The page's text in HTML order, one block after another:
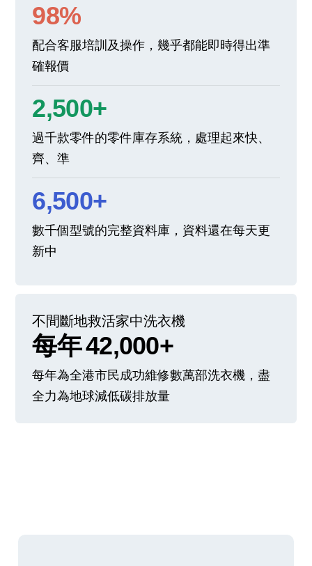
98%
配合客服培訓及操作，幾乎都能即時得出準
確報價
2,500+
過千款零件的零件庫存系統，處理起來快、
齊、準
6,500+
數千個型號的完整資料庫，資料還在每天更
新中
不間斷地救活家中洗衣機
每年42,000+
每年為全港市民成功維修數萬部洗衣機，盡
全力為地球減低碳排放量